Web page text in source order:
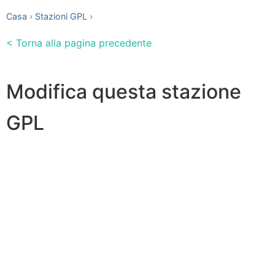
Casa Stazioni GPL
< Torna alla pagina precedente
Modifica questa stazione
GPL